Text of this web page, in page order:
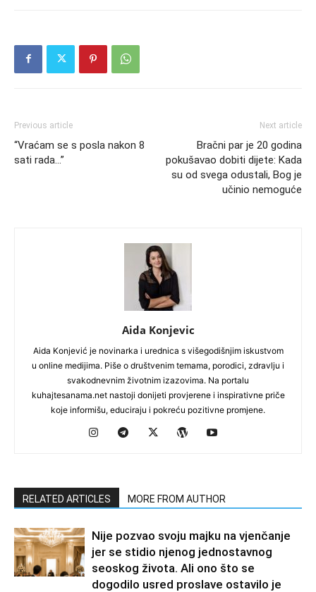
Previous article
“Vraćam se s posla nakon 8
sati rada…”
Next article
Bračni par je 20 godina
pokušavao dobiti dijete: Kada
su od svega odustali, Bog je
učinio nemoguće
Aida Konjevic
Aida Konjević je novinarka i urednica s višegodišnjim iskustvom
u online medijima. Piše o društvenim temama, porodici, zdravlju i
svakodnevnim životnim izazovima. Na portalu
kuhajtesanama.net nastoji donijeti provjerene i inspirativne priče
koje informišu, educiraju i pokreću pozitivne promjene.
RELATED ARTICLES MORE FROM AUTHOR
Nije pozvao svoju majku na vjenčanje
jer se stidio njenog jednostavnog
seoskog života. Ali ono što se
dogodilo usred proslave ostavilo je